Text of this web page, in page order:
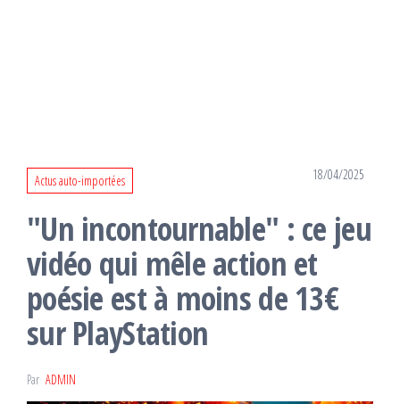
Actus auto-importées 18/04/2025
"Un incontournable" : ce jeu
vidéo qui mêle action et
poésie est à moins de 13€
sur PlayStation
Par ADMIN